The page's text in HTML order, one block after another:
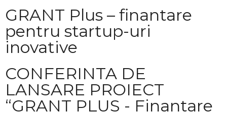
GRANT Plus – finantare
pentru startup-uri
inovative
CONFERINTA DE
LANSARE PROIECT
“GRANT PLUS - Finantare